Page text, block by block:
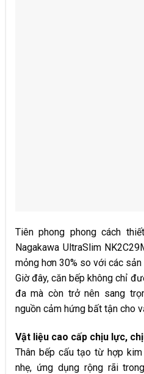
Tiên phong phong cách
Nagakawa UltraSlim
mỏng hơn 30% so với các
Giờ đây, căn bếp không chỉ
đa mà còn trở nên sang
nguồn cảm hứng bất tận cho
Vật liệu cao cấp chịu lực,
Thân bếp cấu tạo từ hợp
nhẹ, ứng dụng rộng rãi